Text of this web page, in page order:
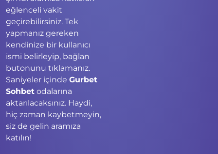
eğlenceli vakit
geçirebilirsiniz. Tek
yapmanız gereken
kendinize bir kullanıcı
ismi belirleyip, bağlan
butonunu tıklamanız.
Saniyeler içinde Gurbet
Sohbet odalarına
aktarılacaksınız. Haydi,
hiç zaman kaybetmeyin,
siz de gelin aramıza
katılın!